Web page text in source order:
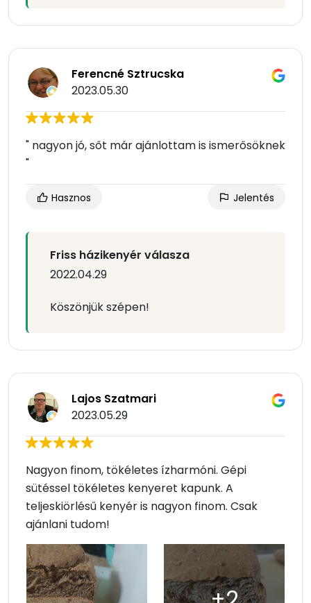
Ferencné Sztrucska
2023.05.30
" nagyon jó, sőt már ajánlottam is ismerősöknek
"
Hasznos Jelentés
Friss házikenyér válasza
2022.04.29
Köszönjük szépen!
Lajos Szatmari
2023.05.29
Nagyon finom, tökéletes ízharmóni. Gépi
sütéssel tökéletes kenyeret kapunk. A
teljeskiörlésű kenyér is nagyon finom. Csak
ajánlani tudom!